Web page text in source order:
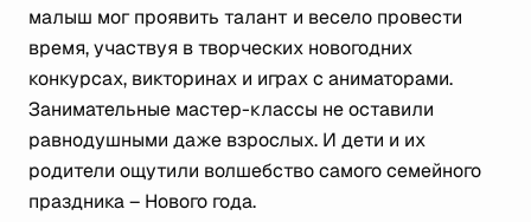
малыш мог проявить талант и весело провести
время, участвуя в творческих новогодних
конкурсах, викторинах и играх с аниматорами.
Занимательные мастер-классы не оставили
равнодушными даже взрослых. И дети и их
родители ощутили волшебство самого семейного
праздника – Нового года.